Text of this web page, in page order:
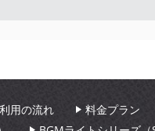
用の流れ 料金プラン